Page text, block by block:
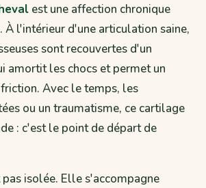
est une affection chronique
À l'intérieur d'une articulation saine,
sont recouvertes d'un
amortit les chocs et permet un
Avec le temps, les
ou un traumatisme, ce cartilage
: c'est le point de départ de
pas isolée. Elle s'accompagne